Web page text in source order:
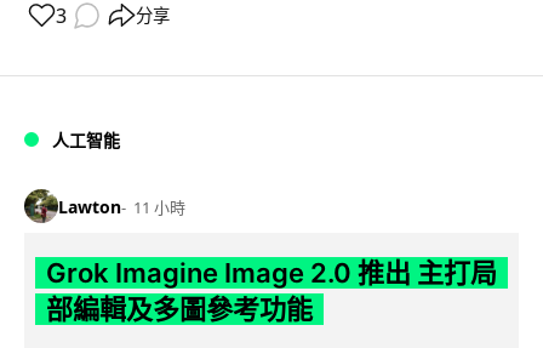
3 分享
人工智能
Lawton 11 小時
Grok Imagine Image 2.0 推出 主打局
部編輯及多圖參考功能